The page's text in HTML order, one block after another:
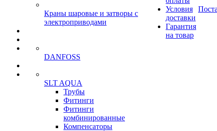
Краны шаровые и затворы с
электроприводами
DANFOSS
SLT AQUA
Трубы
Фитинги
Фитинги
комбинированные
Компенсаторы
Условия
доставки
Гарантия
на товар